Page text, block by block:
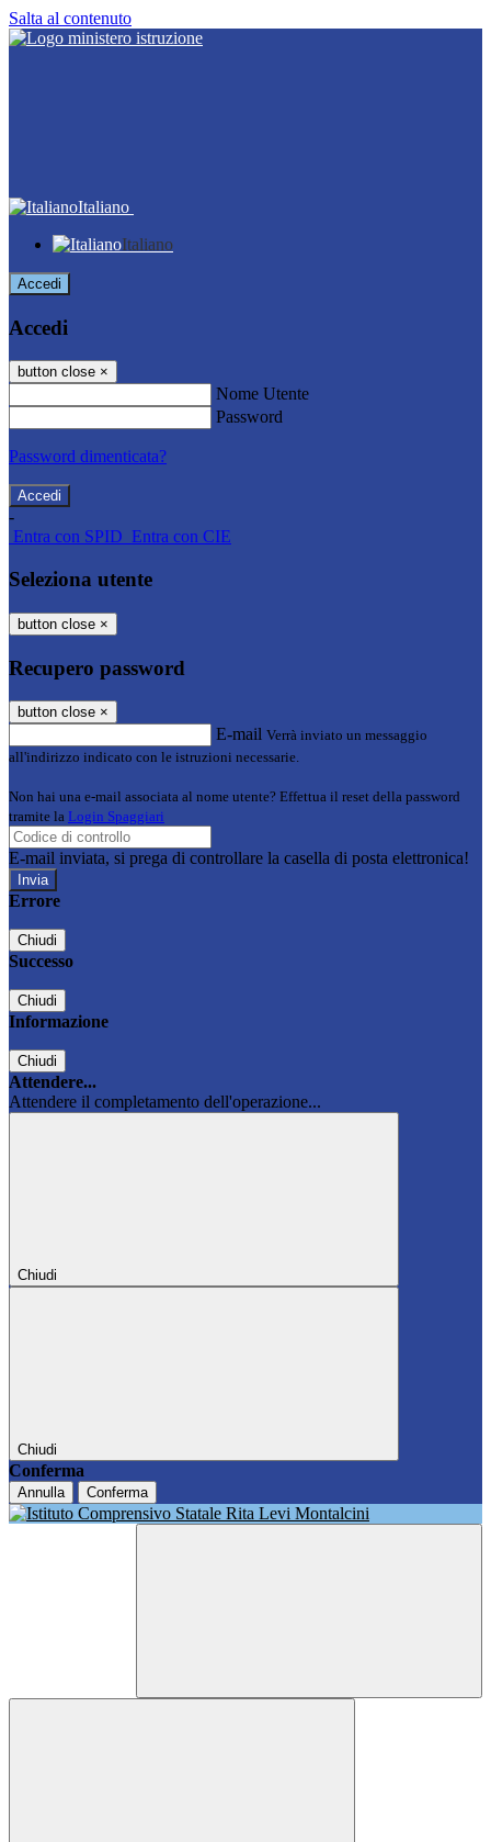
Salta al contenuto
Italiano
Italiano
Accedi
Accedi
button close ×
Nome Utente
Password
Password dimenticata?
-
Entra con SPID Entra con CIE
Seleziona utente
button close ×
Recupero password
button close ×
E-mail Verrà inviato un messaggio
all'indirizzo indicato con le istruzioni necessarie.
Non hai una e-mail associata al nome utente? Effettua il reset della password
tramite la Login Spaggiari
E-mail inviata, si prega di controllare la casella di posta elettronica!
Errore
Chiudi
Successo
Chiudi
Informazione
Chiudi
Attendere...
Attendere il completamento dell'operazione...
Chiudi
Chiudi
Conferma
Annulla Conferma